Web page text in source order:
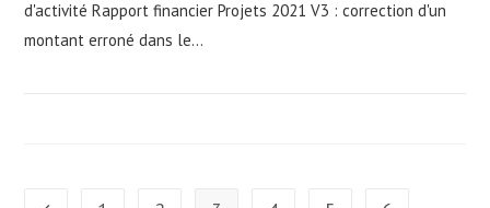
d'activité Rapport financier Projets 2021 V3 : correction d'un
montant erroné dans le…